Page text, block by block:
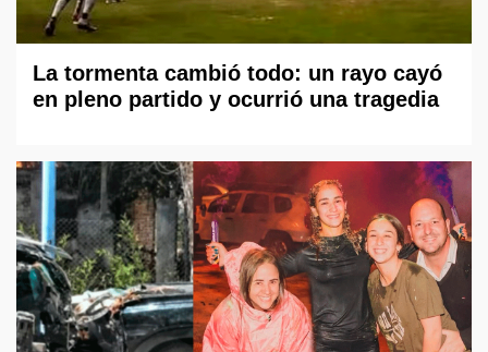
La tormenta cambió todo: un rayo cayó
en pleno partido y ocurrió una tragedia